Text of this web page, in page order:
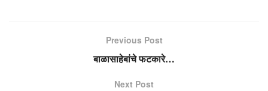
Previous Post
बाळासाहेबांचे फटकारे…
Next Post